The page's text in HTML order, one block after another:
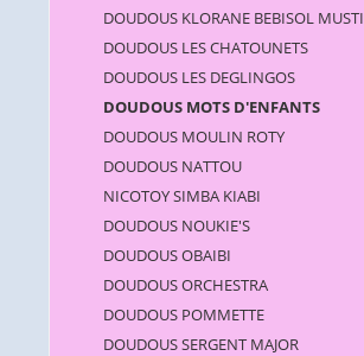
DOUDOUS KLORANE BEBISOL MUSTI
DOUDOUS LES CHATOUNETS
DOUDOUS LES DEGLINGOS
DOUDOUS MOTS D'ENFANTS
DOUDOUS MOULIN ROTY
DOUDOUS NATTOU
NICOTOY SIMBA KIABI
DOUDOUS NOUKIE'S
DOUDOUS OBAIBI
DOUDOUS ORCHESTRA
DOUDOUS POMMETTE
DOUDOUS SERGENT MAJOR